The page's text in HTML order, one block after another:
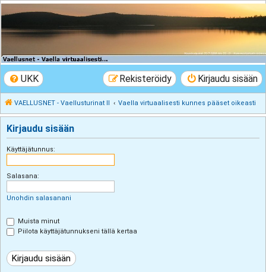
VAELLUSNET -
Vaellusturinat II
UKK Kirjaudu sisään
Rekisteröidy
VAELLUSNET - Vaellusturinat II Vaella virtuaalisesti kunnes pääset oikeasti
Kirjaudu sisään
Käyttäjätunnus:
Salasana:
Unohdin salasanani
Muista minut
Piilota käyttäjätunnukseni tällä kertaa